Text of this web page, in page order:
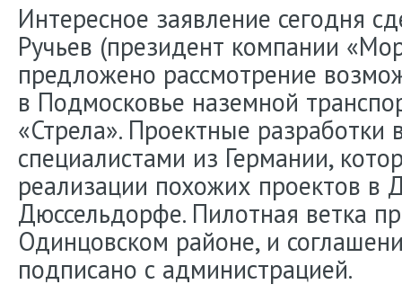
Интересное заявление сегодня
Ручьев (президент компании
предложено рассмотрение
в Подмосковье наземной
«Стрела». Проектные разработки
специалистами из Германии,
реализации похожих проектов в
Дюссельдорфе. Пилотная ветка
Одинцовском районе, и
подписано с администрацией.